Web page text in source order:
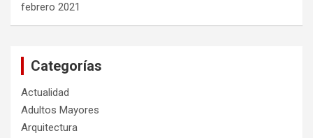
febrero 2021
Categorías
Actualidad
Adultos Mayores
Arquitectura